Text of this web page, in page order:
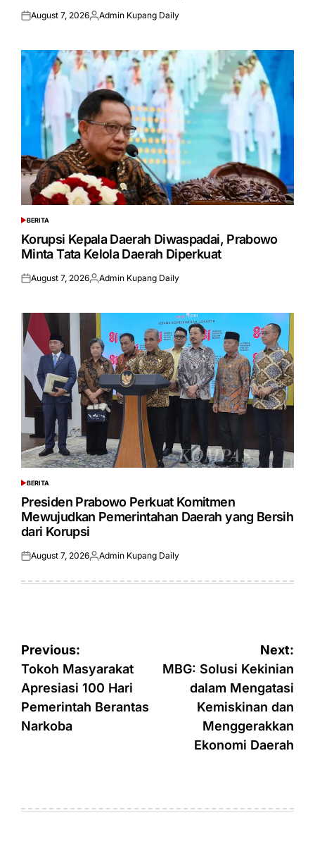
Posted
August 7, 2026Posted
Admin Kupang Daily
POSTED
IN
BERITA
Korupsi Kepala Daerah Diwaspadai, Prabowo
Minta Tata Kelola Daerah Diperkuat
Posted
August 7, 2026Posted
Admin Kupang Daily
POSTED
IN
BERITA
Presiden Prabowo Perkuat Komitmen
Mewujudkan Pemerintahan Daerah yang Bersih
dari Korupsi
Posted
August 7, 2026Posted
Admin Kupang Daily
Post
navigation
Previous:
Tokoh Masyarakat
Apresiasi 100 Hari
Pemerintah Berantas
Narkoba
Next:
MBG: Solusi Kekinian
dalam Mengatasi
Kemiskinan dan
Menggerakkan
Ekonomi Daerah